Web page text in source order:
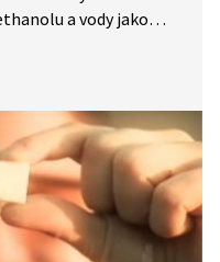
a vody jako